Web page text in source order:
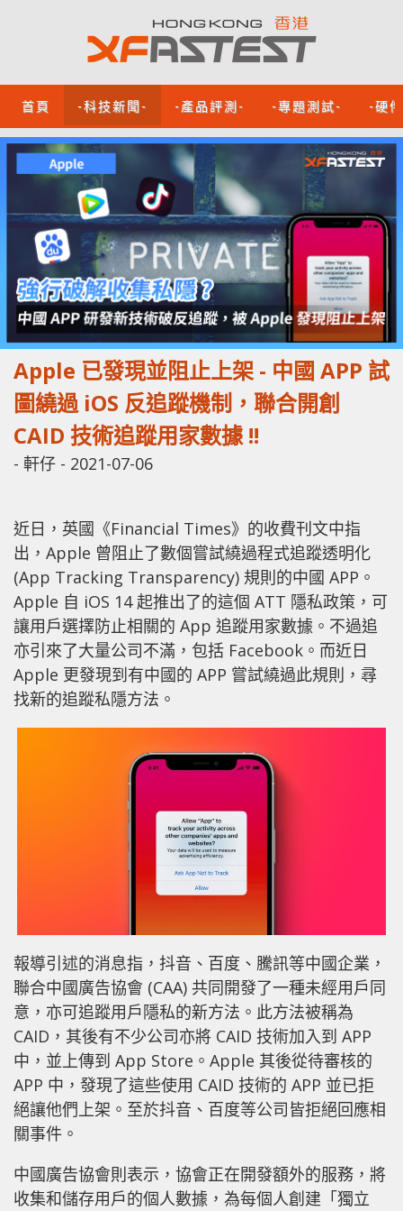
首頁 -科技新聞- -產品評測- -專題測試- -硬
Apple 已發現並阻止上架 - 中國 APP 試
圖繞過 iOS 反追蹤機制，聯合開創
CAID 技術追蹤用家數據 !!
- 軒仔 - 2021-07-06
近日，英國《Financial Times》的收費刊文中指
出，Apple 曾阻止了數個嘗試繞過程式追蹤透明化
(App Tracking Transparency) 規則的中國 APP。
Apple 自 iOS 14 起推出了的這個 ATT 隱私政策，可
讓用戶選擇防止相關的 App 追蹤用家數據。不過追
亦引來了大量公司不滿，包括 Facebook。而近日
Apple 更發現到有中國的 APP 嘗試繞過此規則，尋
找新的追蹤私隱方法。
報導引述的消息指，抖音、百度、騰訊等中國企業，
聯合中國廣告協會 (CAA) 共同開發了一種未經用戶同
意，亦可追蹤用戶隱私的新方法。此方法被稱為
CAID，其後有不少公司亦將 CAID 技術加入到 APP
中，並上傳到 App Store。Apple 其後從待審核的
APP 中，發現了這些使用 CAID 技術的 APP 並已拒
絕讓他們上架。至於抖音、百度等公司皆拒絕回應相
關事件。
中國廣告協會則表示，協會正在開發額外的服務，將
收集和儲存用戶的個人數據，為每個人創建「獨立